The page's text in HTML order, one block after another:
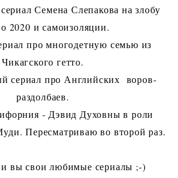
Семена Слепакова на злобу
2020 и самоизоляции.
про многодетную семью из
Чикагского гетто.
сериал про Английских воров-
раздолбаев.
- Дэвид Духовны в роли
Пересматриваю во второй раз.
и вы свои любимые сериалы ;-)